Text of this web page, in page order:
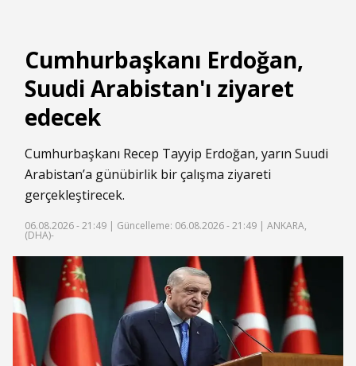
Cumhurbaşkanı Erdoğan,
Suudi Arabistan'ı ziyaret
edecek
Cumhurbaşkanı Recep Tayyip Erdoğan, yarın Suudi
Arabistan’a günübirlik bir çalışma ziyareti
gerçekleştirecek.
06.08.2026 - 21:49 | Güncelleme: 06.08.2026 - 21:49 | ANKARA,
(DHA)-